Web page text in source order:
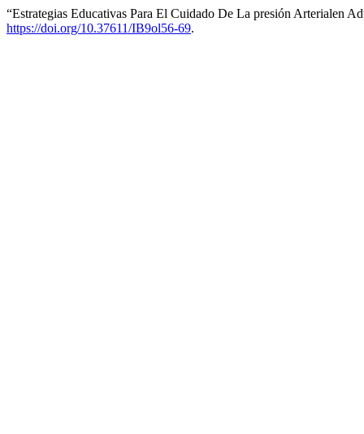
“Estrategias Educativas Para El Cuidado De La presión Arterialen
https://doi.org/10.37611/IB9ol56-69.